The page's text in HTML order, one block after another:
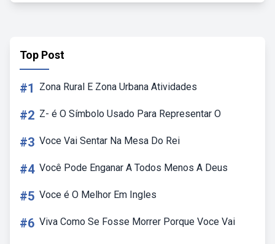
Top Post
#1 Zona Rural E Zona Urbana Atividades
#2 Z- é O Símbolo Usado Para Representar O
#3 Voce Vai Sentar Na Mesa Do Rei
#4 Você Pode Enganar A Todos Menos A Deus
#5 Voce é O Melhor Em Ingles
#6 Viva Como Se Fosse Morrer Porque Voce Vai